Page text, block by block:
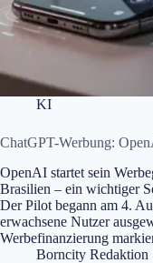
KI
ChatGPT-Werbung:
OpenAI startet sein
Brasilien – ein wichtiger
Der Pilot begann am 4.
erwachsene Nutzer
Werbefinanzierung
Borncity Redaktion